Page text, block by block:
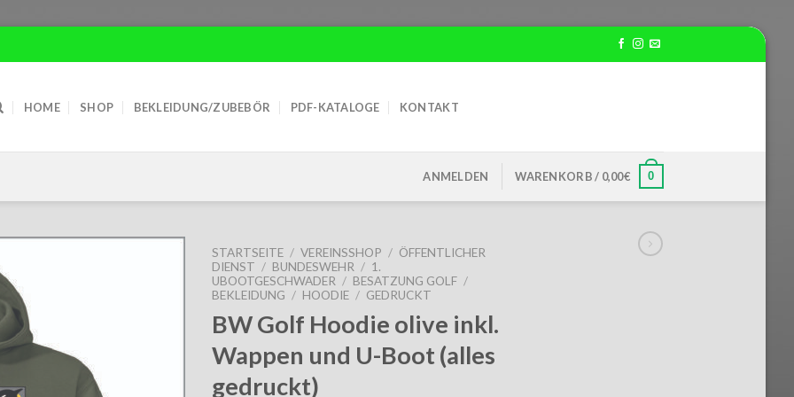
HOME SHOP BEKLEIDUNG/ZUBEBÖR PDF-KATALOGE KONTAKT
ANMELDEN WARENKORB / 0,00€ 0
STARTSEITE / VEREINSSHOP / ÖFFENTLICHER
DIENST / BUNDESWEHR / 1.
UBOOTGESCHWADER / BESATZUNG GOLF /
BEKLEIDUNG / HOODIE / GEDRUCKT
BW Golf Hoodie olive inkl.
Wappen und U-Boot (alles
gedruckt)